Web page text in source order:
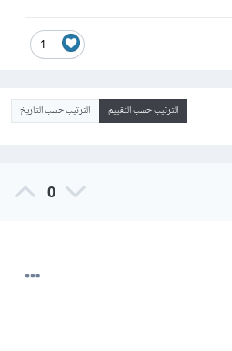
1
الترتيب حسب التقييم الترتيب حسب التاريخ
0